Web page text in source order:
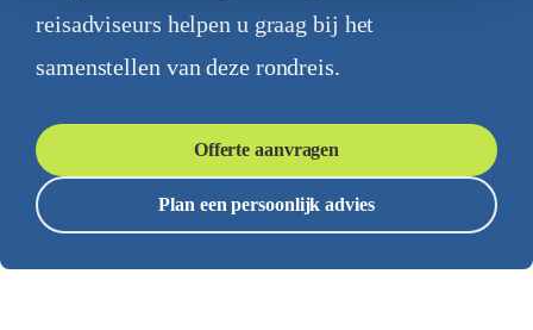
reisadviseurs helpen u graag bij het
samenstellen van deze rondreis.
Offerte aanvragen
Plan een persoonlijk advies